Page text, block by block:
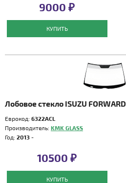
9000 ₽
КУПИТЬ
Лобовое стекло ISUZU FORWARD
Еврокод: 6322ACL
Производитель: KMK GLASS
Год: 2013 -
10500 ₽
КУПИТЬ